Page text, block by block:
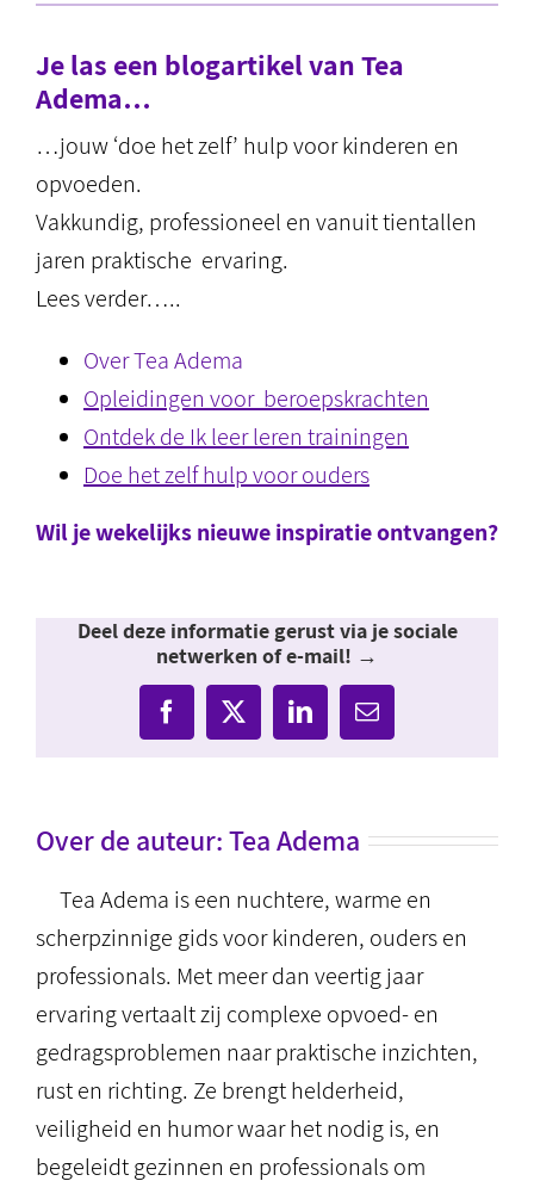
Je las een blogartikel van Tea
Adema…
…jouw ‘doe het zelf’ hulp voor kinderen en
opvoeden.
Vakkundig, professioneel en vanuit tientallen
jaren praktische ervaring.
Lees verder…..
Over Tea Adema
Opleidingen voor beroepskrachten
Ontdek de Ik leer leren trainingen
Doe het zelf hulp voor ouders
Wil je wekelijks nieuwe inspiratie ontvangen?
Deel deze informatie gerust via je sociale
netwerken of e-mail! →
Facebook
X LinkedIn
E-
mail
Over de auteur:Tea Adema
Tea Adema is een nuchtere, warme en
scherpzinnige gids voor kinderen, ouders en
professionals. Met meer dan veertig jaar
ervaring vertaalt zij complexe opvoed- en
gedragsproblemen naar praktische inzichten,
rust en richting. Ze brengt helderheid,
veiligheid en humor waar het nodig is, en
begeleidt gezinnen en professionals om